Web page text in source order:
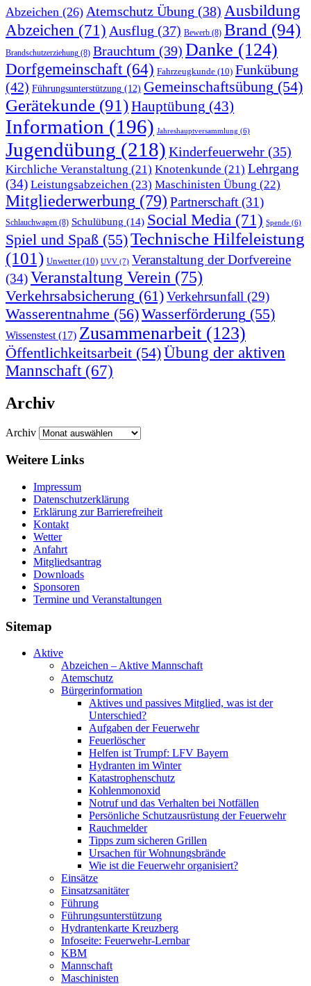
Abzeichen (26) Atemschutz Übung (38) Ausbildung
Abzeichen (71) Ausflug (37) Bewerb (8) Brand (94)
Brandschutzerziehung (8) Brauchtum (39) Danke (124)
Dorfgemeinschaft (64) Fahrzeugkunde (10) Funkübung
(42) Führungsunterstützung (12) Gemeinschaftsübung (54)
Gerätekunde (91)Hauptübung (43)
Information (196) Jahreshauptversammlung (6)
Jugendübung (218) Kinderfeuerwehr (35)
Kirchliche Veranstaltung (21) Knotenkunde (21) Lehrgang
(34) Leistungsabzeichen (23) Maschinisten Übung (22)
Mitgliederwerbung (79) Partnerschaft (31)
Schlauchwagen (8) Schulübung (14) Social Media (71) Spende (6)
Spiel und Spaß (55)Technische Hilfeleistung
(101) Unwetter(10) UVV (7) Veranstaltung der Dorfvereine
(34)Veranstaltung Verein (75)
Verkehrsabsicherung (61)Verkehrsunfall (29)
Wasserentnahme (56)Wasserförderung (55)
Wissenstest (17) Zusammenarbeit (123)
Öffentlichkeitsarbeit (54)Übung der aktiven
Mannschaft (67)
Archiv
Archiv
Weitere Links
Impressum
Datenschutzerklärung
Erklärung zur Barriere­frei­heit
Kontakt
Wetter
Anfahrt
Mitgliedsantrag
Downloads
Sponsoren
Termine und Veranstaltungen
Sitemap
Aktive
Abzeichen – Aktive Mannschaft
Atemschutz
Bürgerinformation
Aktives und passives Mitglied, was ist der
Unterschied?
Aufgaben der Feuerwehr
Feuerlöscher
Helfen ist Trumpf: LFV Bayern
Hydranten im Winter
Katastrophenschutz
Kohlenmonoxid
Notruf und das Verhalten bei Notfällen
Persönliche Schutzausrüstung der Feuerwehr
Rauchmelder
Tipps zum sicheren Grillen
Ursachen für Wohnungsbrände
Wie ist die Feuerwehr organisiert?
Einsätze
Einsatzsanitäter
Führung
Führungsunterstützung
Hydrantenkarte Kreuzberg
Infoseite: Feuerwehr-Lernbar
KBM
Mannschaft
Maschinisten